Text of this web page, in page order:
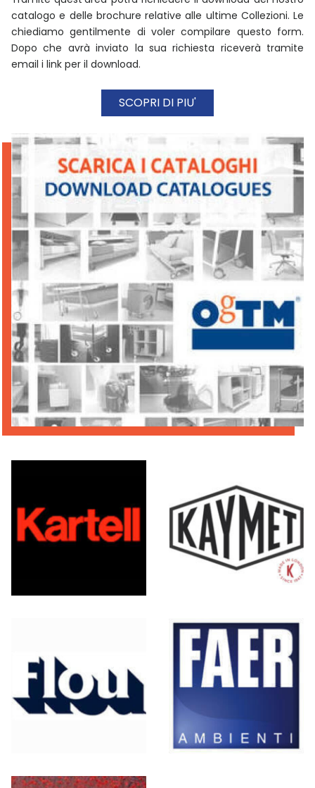
catalogo e delle brochure relative alle ultime Collezioni. Le
chiediamo gentilmente di voler compilare questo form.
Dopo che avrà inviato la sua richiesta riceverà tramite
email i link per il download.
SCOPRI DI PIU'